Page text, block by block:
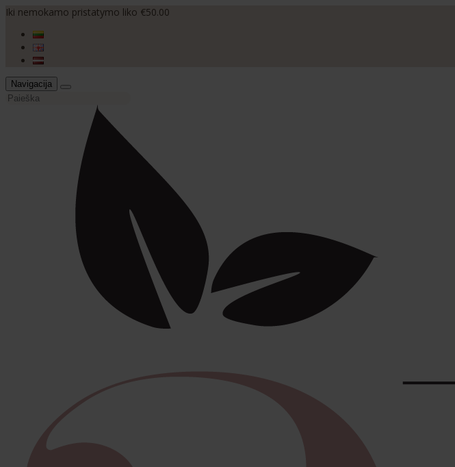
Iki nemokamo pristatymo liko €50.00
Navigacija